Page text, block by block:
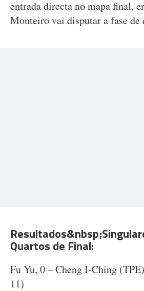
entrada directa no mapa final,
Monteiro vai disputar a fase de
Quartos de Final:
Fu Yu, 0 – Cheng I-Ching
11)